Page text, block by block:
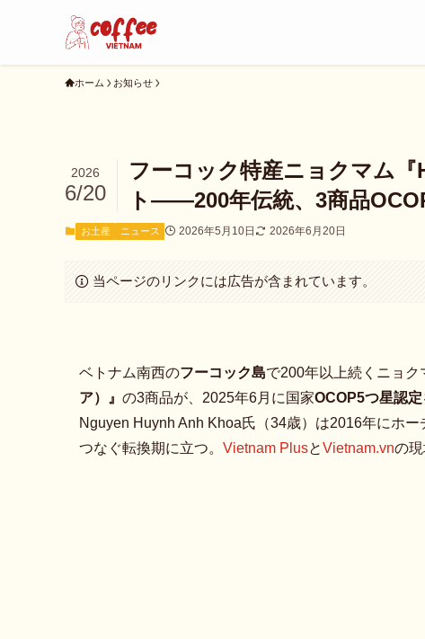
ホーム お知らせ
フーコック特産ニョクマム
ト――200年伝統、3商品
2026
6/20
お土産 ニュース 2026年5月10日 2026年6月20日
当ページのリンクには広告が含まれています。
ベトナム南西のフーコック島で200年以上続くニョ
ア）』 の3商品が、2025年6月に国家OCOP5つ星認定
Nguyen Huynh Anh Khoa氏（34歳）は2016年にホ
つなぐ転換期に立つ。 Vietnam PlusとVietnam.vnの